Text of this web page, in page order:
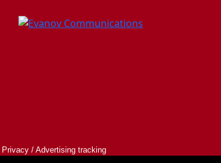
Privacy / Advertising tracking